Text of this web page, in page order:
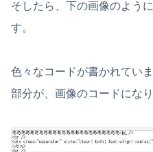
そしたら、下の画像のよう
す。
色々なコードが書かれていま
部分が、画像のコードになり